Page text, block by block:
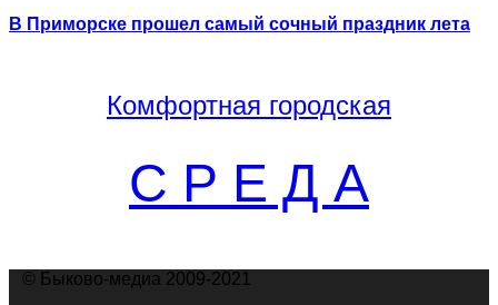
В Приморске прошел самый сочный праздник лета
Комфортная городская
С Р Е Д А
© Быково-медиа 2009-2021